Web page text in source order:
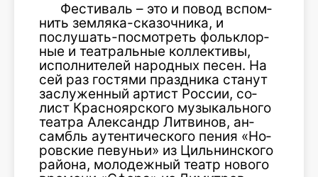
Фестиваль – это и повод вспом­
нить земляка-сказочника, и
послушать-посмотреть фольклор­
ные и театральные коллективы,
исполнителей народных песен. На
сей раз гостями праздника станут
заслуженный артист России, со­
лист Красноярского музыкального
театра Александр Литвинов, ан­
самбль аутентического пения «Но­
ровские певуньи» из Цильнинского
района, молодежный театр нового